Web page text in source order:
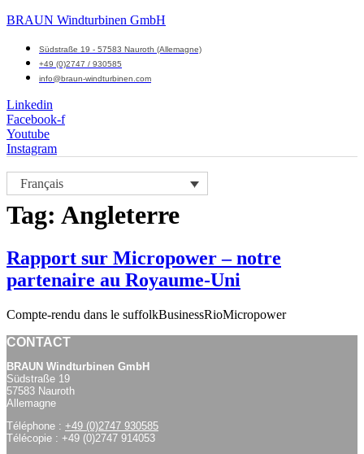
BRAUN Windturbinen GmbH
Südstraße 19 - 57583 Nauroth (Allemagne)
+49 (0)2747 / 930585
info@braun-windturbinen.com
Linkedin
Facebook-f
Youtube
Instagram
Français
Tag: Angleterre
Rapport sur Micropower – notre
partenaire au Royaume-Uni
Compte-rendu dans le suffolkBusinessRioMicropower
CONTACT
BRAUN Windturbinen GmbH
Südstraße 19
57583 Nauroth
Allemagne
Téléphone : +49 (0)2747 930585
Télécopie : +49 (0)2747 914053